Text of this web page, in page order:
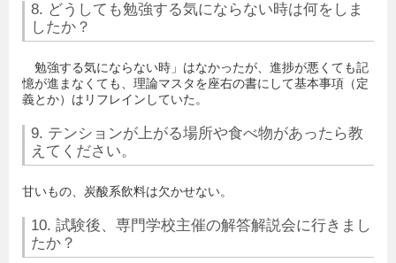
8. どうしても勉強する気にならない時は何をしま
したか？
勉強する気にならない時」はなかったが、進捗が悪くても記
憶が進まなくても、理論マスタを座右の書にして基本事項（定
義とか）はリフレインしていた。
9. テンションが上がる場所や食べ物があったら教
えてください。
甘いもの、炭酸系飲料は欠かせない。
10. 試験後、専門学校主催の解答解説会に行きまし
たか？